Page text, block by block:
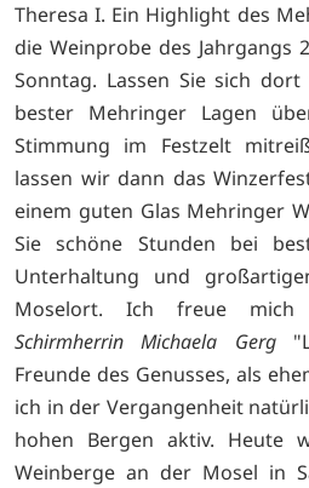
Theresa I. Ein Highlight des
die Weinprobe des Jahrgangs
Sonntag. Lassen Sie sich
bester Mehringer Lagen
Stimmung im Festzelt
lassen wir dann das
einem guten Glas Mehringer
Sie schöne Stunden bei
Unterhaltung und
Moselort. Ich freue mich
Schirmherrin Michaela Gerg
Freunde des Genusses, als
ich in der Vergangenheit
hohen Bergen aktiv. Heute
Weinberge an der Mosel in